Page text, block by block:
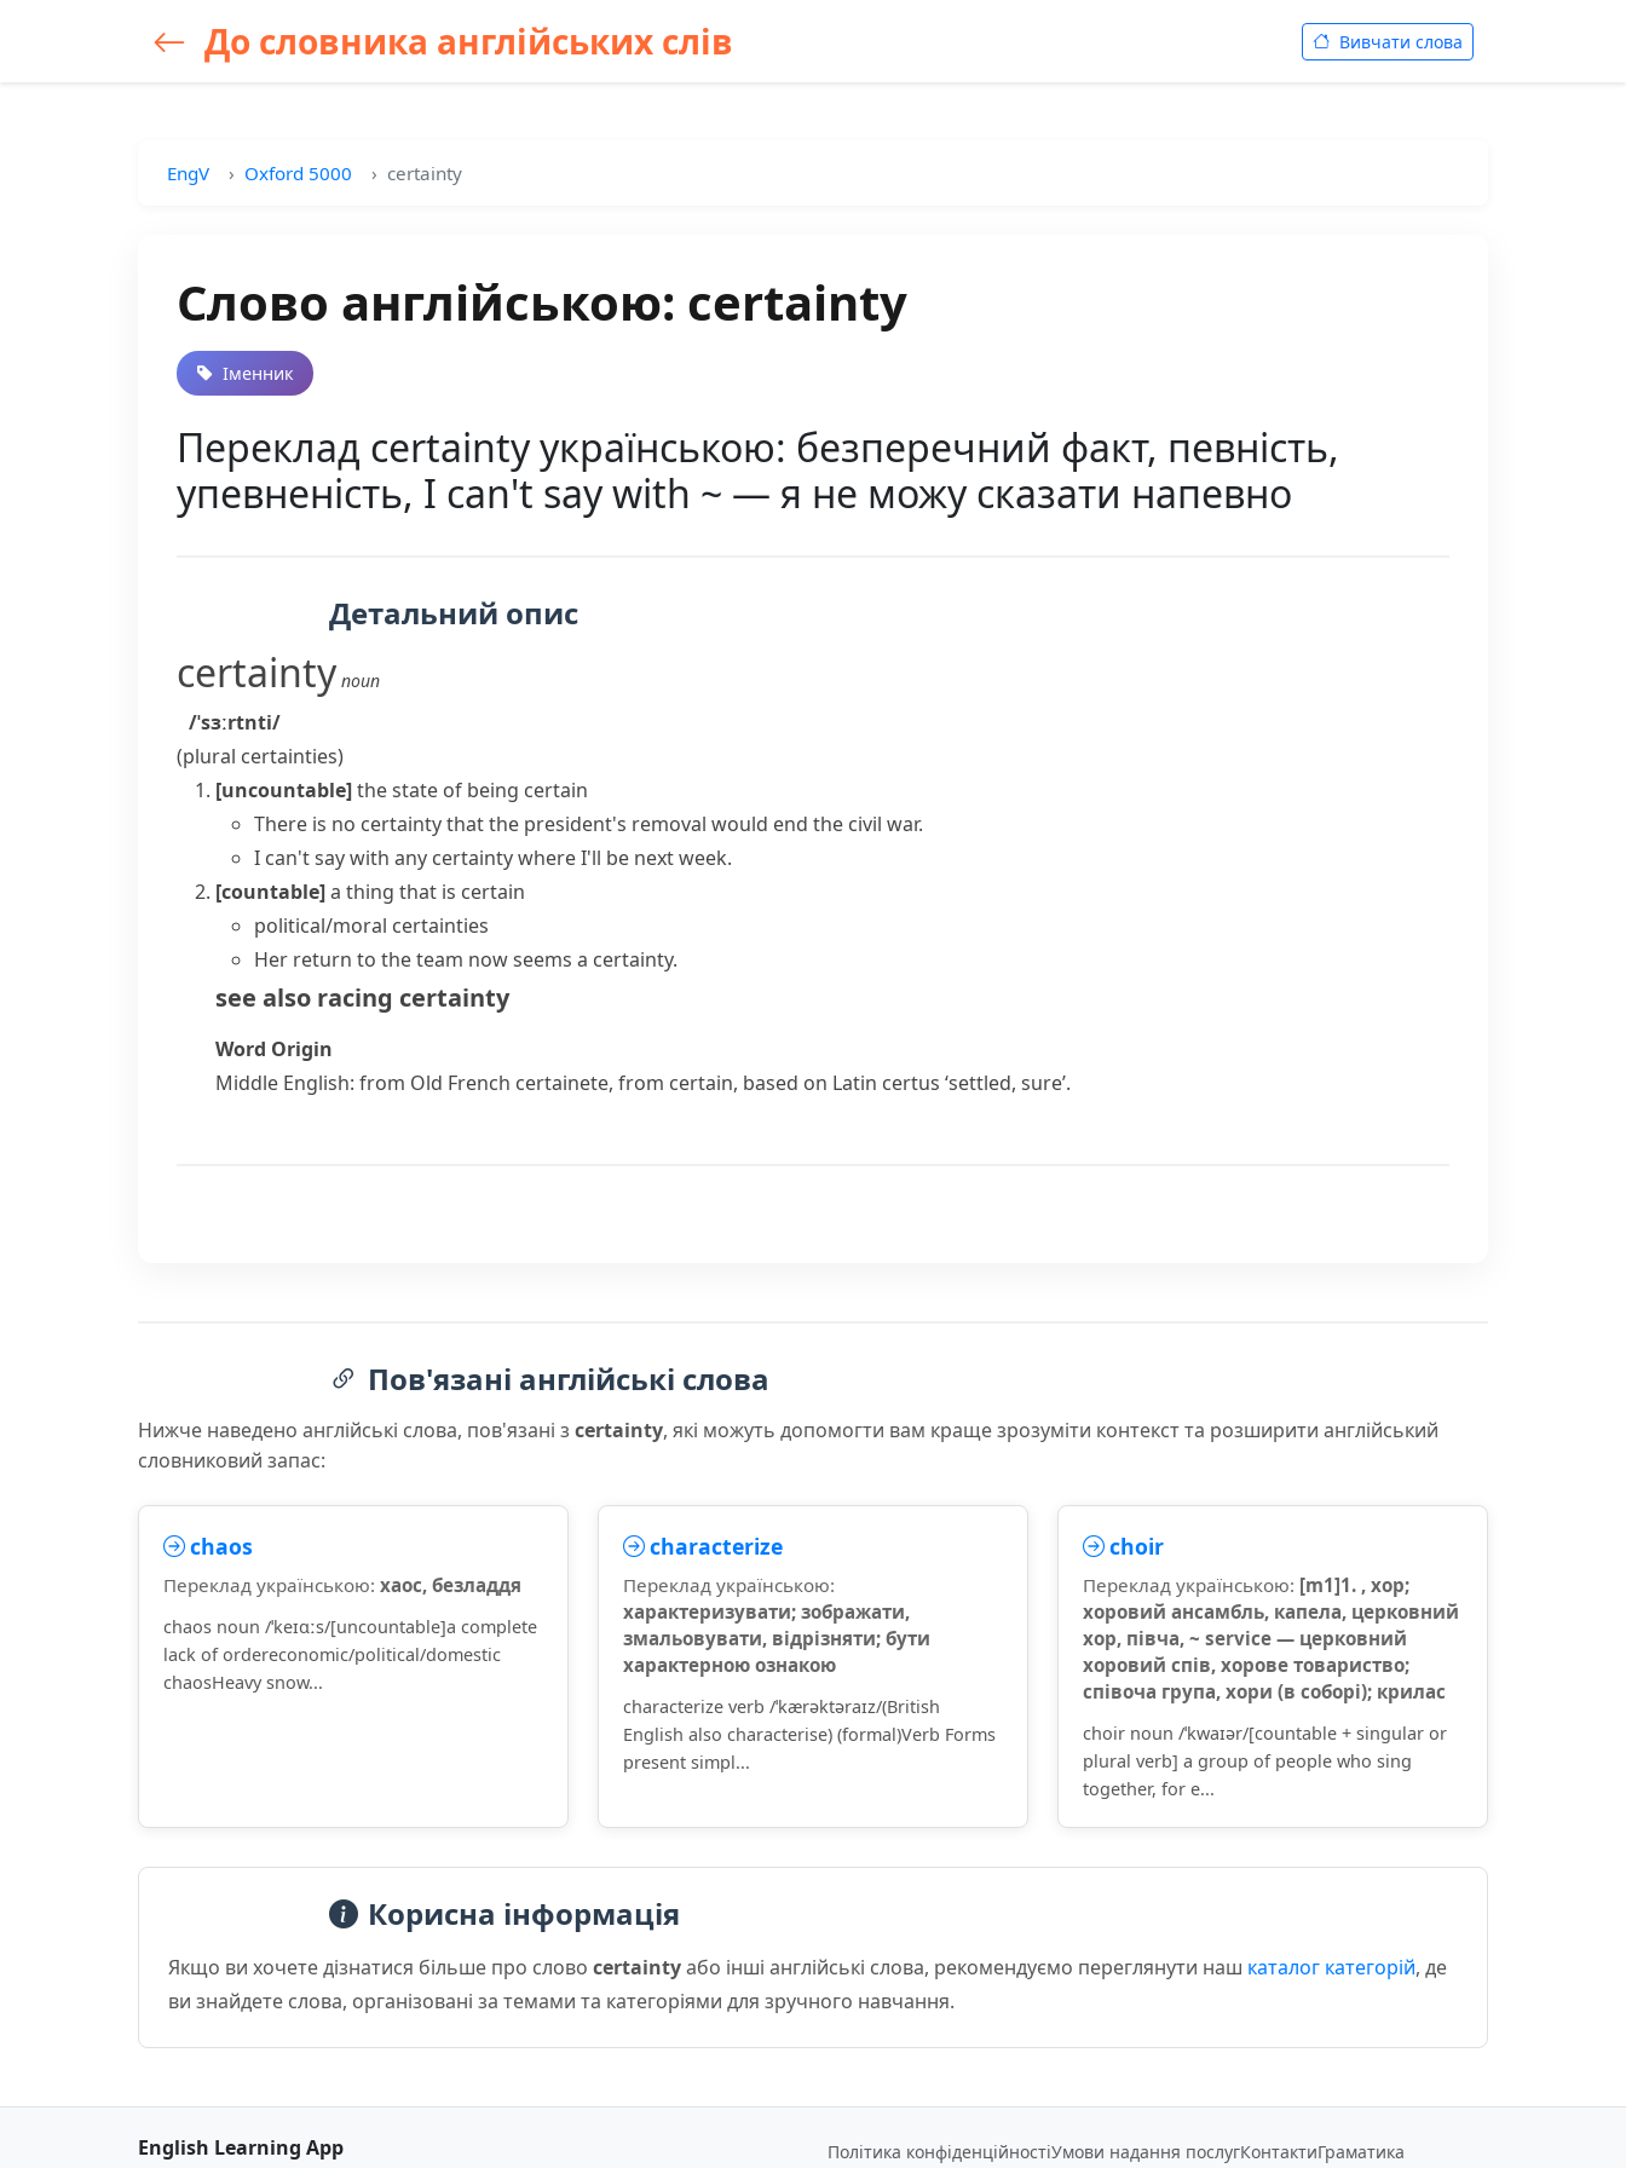
До словника англійських слів Вивчати слова
EngV Oxford 5000 certainty
Слово англійською: certainty
Іменник
Переклад certainty українською: безперечний факт, певність,
упевненість, I can't say with ~ — я не можу сказати напевно
Детальний опис
certainty noun
/ˈsɜːrtnti/
(plural certainties)
[uncountable]the state of being certain
There is no certainty that the president's removal would end the civil war.
I can't saywith any certaintywhere I'll be next week.
[countable]a thing that is certain
political/moral certainties
Her return to the team now seems a certainty.
see also racing certainty
Word Origin
Middle English: from Old French certainete, from certain, based on Latin certus ‘settled, sure’.
Пов'язані англійські слова
Нижче наведено англійські слова, пов'язані з certainty, які можуть допомогти вам краще зрозуміти контекст та розширити англійський
словниковий запас:
chaos
Переклад українською: хаос, безладдя
chaos noun /ˈkeɪɑːs/[uncountable]a complete
lack of ordereconomic/political/domestic
chaosHeavy snow...
characterize
Переклад українською:
характеризувати; зображати,
змальовувати, відрізняти; бути
характерною ознакою
characterize verb /ˈkærəktəraɪz/(British
English also characterise) (formal)Verb Forms
present simpl...
choir
Переклад українською: [m1]1. , хор;
хоровий ансамбль, капела, церковний
хор, півча, ~ service — церковний
хоровий спів, хорове товариство;
співоча група, хори (в соборі); крилас
choir noun /ˈkwaɪər/[countable + singular or
plural verb] a group of people who sing
together, for e...
Корисна інформація
Якщо ви хочете дізнатися більше про слово certaintyабо інші англійські слова, рекомендуємо переглянути наш каталог категорій, де
ви знайдете слова, організовані за темами та категоріями для зручного навчання.
English Learning App Політика конфіденційностіУмови надання послугКонтактиГраматика